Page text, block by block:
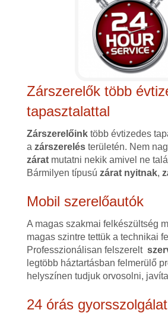
Zárszerelők több
tapasztalattal
Zárszerelőinktöbb évtizedes
a zárszerelésterületén. Nem
záratmutatni nekik amivel ne
Bármilyen típusú zárat nyitnak,
Mobil szerelőautók
A magas szakmai felkészültség
magas szintre tettük a technikai
Professzionálisan felszerelt
legtöbb háztartásban felmerülő
helyszínen tudjuk orvosolni,
24 órás gyorsszolgálat